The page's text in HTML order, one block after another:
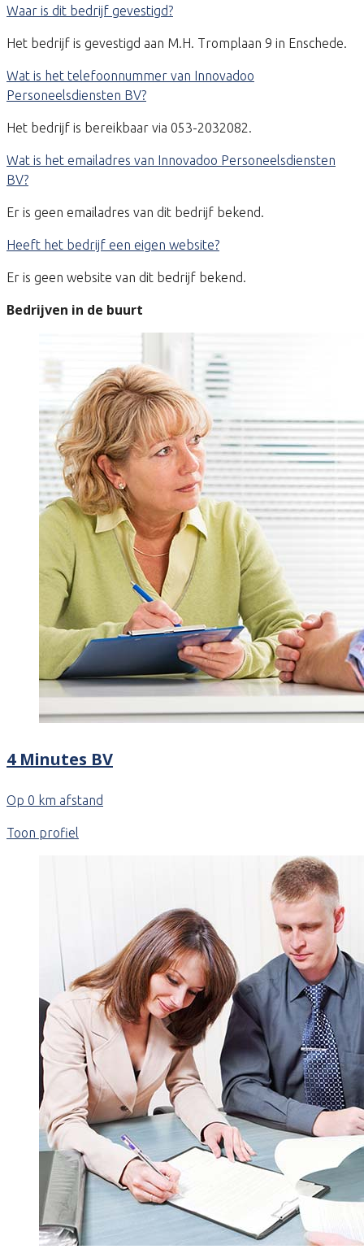
Waar is dit bedrijf gevestigd?
Het bedrijf is gevestigd aan M.H. Tromplaan 9 in Enschede.
Wat is het telefoonnummer van Innovadoo
Personeelsdiensten BV?
Het bedrijf is bereikbaar via 053-2032082.
Wat is het emailadres van Innovadoo Personeelsdiensten
BV?
Er is geen emailadres van dit bedrijf bekend.
Heeft het bedrijf een eigen website?
Er is geen website van dit bedrijf bekend.
Bedrijven in de buurt
4 Minutes BV
Op 0 km afstand
Toon profiel